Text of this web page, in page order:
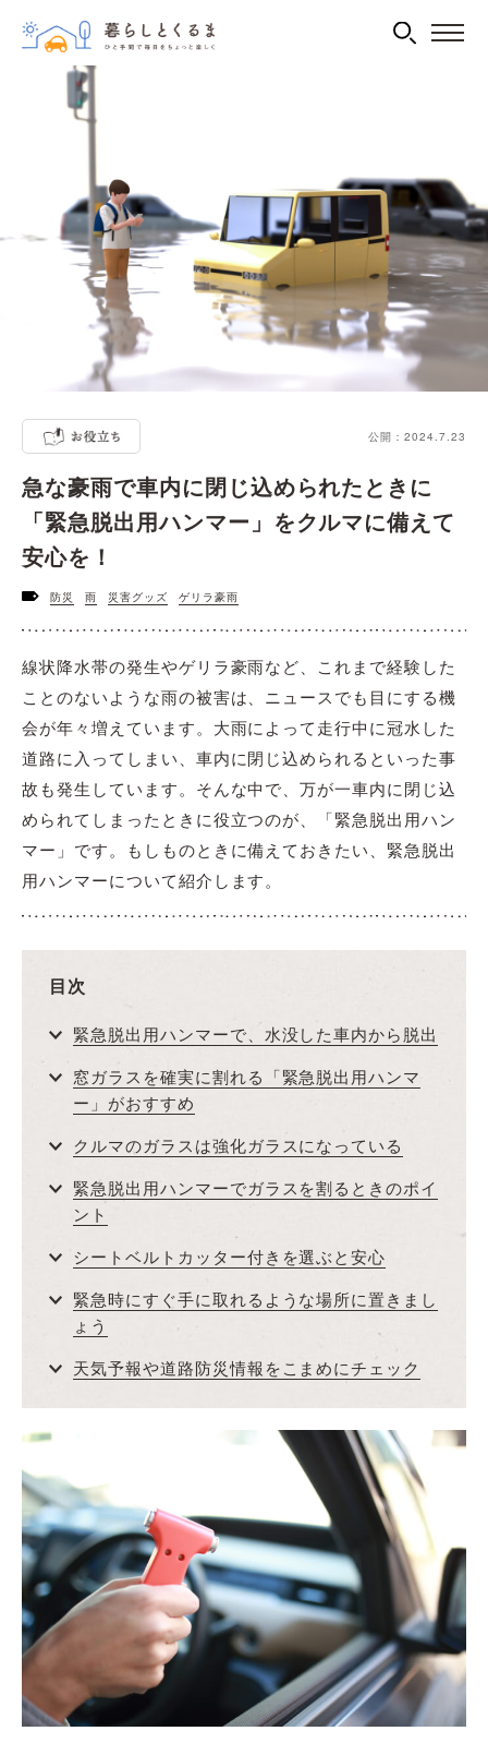
公開：2024.7.23
急な豪雨で車内に閉じ込められたときに
「緊急脱出用ハンマー」をクルマに備えて
安心を！
防災 雨 災害グッズ ゲリラ豪雨
線状降水帯の発生やゲリラ豪雨など、これまで経験した
ことのないような雨の被害は、ニュースでも目にする機
会が年々増えています。大雨によって走行中に冠水した
道路に入ってしまい、車内に閉じ込められるといった事
故も発生しています。そんな中で、万が一車内に閉じ込
められてしまったときに役立つのが、「緊急脱出用ハン
マー」です。もしものときに備えておきたい、緊急脱出
用ハンマーについて紹介します。
目次
緊急脱出用ハンマーで、水没した車内から脱出
窓ガラスを確実に割れる「緊急脱出用ハンマ
ー」がおすすめ
クルマのガラスは強化ガラスになっている
緊急脱出用ハンマーでガラスを割るときのポイ
ント
シートベルトカッター付きを選ぶと安心
緊急時にすぐ手に取れるような場所に置きまし
ょう
天気予報や道路防災情報をこまめにチェック